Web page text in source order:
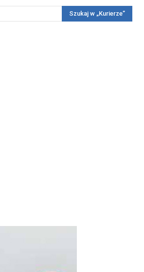
KonkursyWięcej
Szukaj w „Kurierze”